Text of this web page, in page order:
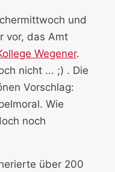
und
vor, das Amt
Wegener.
nicht ... ;) . Die
Vorschlag:
Wie
noch
über 200